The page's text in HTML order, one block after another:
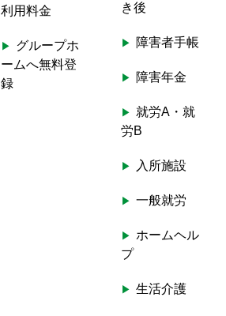
利用料金
グループホ
ームへ無料登
録
き後
障害者手帳
障害年金
就労A・就
労B
入所施設
一般就労
ホームヘル
プ
生活介護